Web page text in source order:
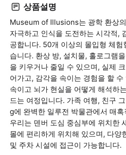
상품설명
Museum of Illusions는 광학 환상
자극하고 인식을 도전하는 시각적,
공합니다. 50개 이상의 몰입형 체험
습니다. 환상 방, 설치물, 홀로그램
을 키우거나 줄일 수 있으며, 실제
어가고, 감각을 속이는 경험을 할
속이고 뇌가 현실을 어떻게 해석하
드는 여정입니다. 가족 여행, 친구
g에 완벽한 일루전 박물관에서 매
우리는 덴버 도심 중심부에 위치한
몰에 편리하게 위치해 있으며, 다양
및 주차 시설에 접근이 가능합니다.